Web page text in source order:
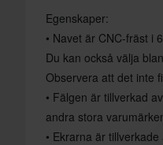
Egenskaper:
• Navet är CNC-fräst i
Du kan också välja
Observera att det inte
• Fälgen är tillverkad
andra stora
• Ekrarna är